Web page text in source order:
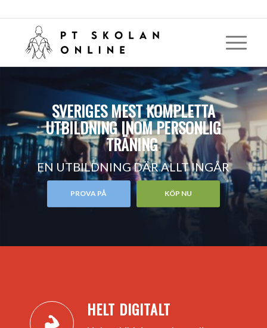
SVERIGES MEST KOMPLETTA
UTBILDNING INOM PERSONLIG
TRÄNING.
EN UTBILDNING DÄR ALLT INGÅR
PROVA PÅ KÖP NU
HELT DIGITALT